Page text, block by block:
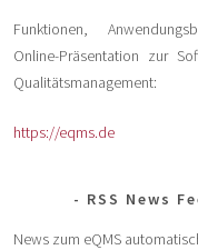
Funktionen,
Online-Präsentation zur
Qualitätsmanagement:
https://eqms.de
RSS News
News zum eQMS